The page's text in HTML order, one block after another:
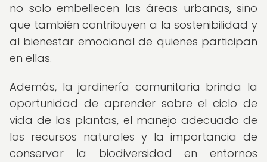
no solo embellecen las áreas urbanas, sino
que también contribuyen a la sostenibilidad y
al bienestar emocional de quienes participan
en ellas.
Además, la jardinería comunitaria brinda la
oportunidad de aprender sobre el ciclo de
vida de las plantas, el manejo adecuado de
los recursos naturales y la importancia de
conservar la biodiversidad en entornos